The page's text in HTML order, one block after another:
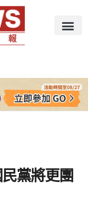
黨將更團